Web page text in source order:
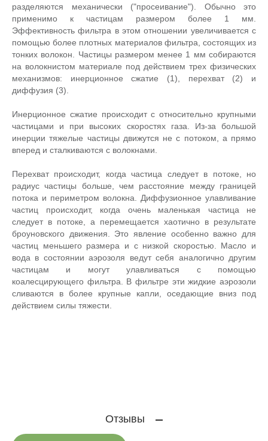
разделяются механически ("просеивание"). Обычно это
применимо к частицам размером более 1 мм.
Эффективность фильтра в этом отношении увеличивается с
помощью более плотных материалов фильтра, состоящих из
тонких волокон. Частицы размером менее 1 мм собираются
на волокнистом материале под действием трех физических
механизмов: инерционное сжатие (1), перехват (2) и
диффузия (3).
Инерционное сжатие происходит с относительно крупными
частицами и при высоких скоростях газа. Из-за большой
инерции тяжелые частицы движутся не с потоком, а прямо
вперед и сталкиваются с волокнами.
Перехват происходит, когда частица следует в потоке, но
радиус частицы больше, чем расстояние между границей
потока и периметром волокна. Диффузионное улавливание
частиц происходит, когда очень маленькая частица не
следует в потоке, а перемещается хаотично в результате
броуновского движения. Это явление особенно важно для
частиц меньшего размера и с низкой скоростью. Масло и
вода в состоянии аэрозоля ведут себя аналогично другим
частицам и могут улавливаться с помощью
коалесцирующего фильтра. В фильтре эти жидкие аэрозоли
сливаются в более крупные капли, оседающие вниз под
действием силы тяжести.
Отзывы